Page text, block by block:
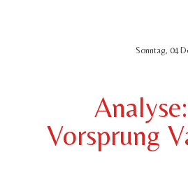
Sonntag, 04
Vorsprung